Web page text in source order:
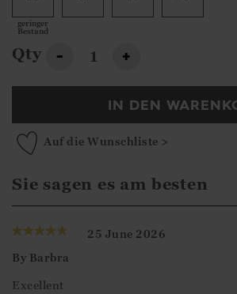
geringer
Bestand
Qty - +
IN DEN
Auf die Wunschliste >
Sie sagen es am besten
25 June 2026
By Barbra
Excellent